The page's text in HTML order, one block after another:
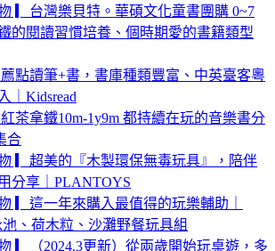
▎台灣樂貝特。華碩文化童書團購 0~7
的閱讀習慣培養、個時期愛的書籍類型
點讀筆+書，書庫種類豐富、中英臺客粵
｜Kidsread
茶拿鐵10m-1y9m 都持續在玩的音樂書分
合
▎超美的『木製環保無毒玩具』，陪伴
分享｜PLANTOYS
▎這一年來購入最值得的玩樂輔助｜
、荷木粒、沙灘野餐玩具組
▎（2024.3更新）從兩歲開始玩桌遊，多